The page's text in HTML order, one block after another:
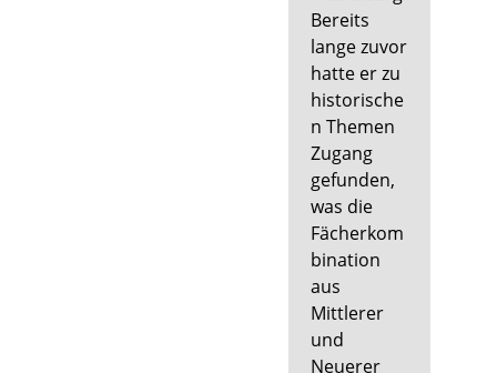
Bereits
lange zuvor
hatte er zu
historische
n Themen
Zugang
gefunden,
was die
Fächerkom
bination
aus
Mittlerer
und
Neuerer